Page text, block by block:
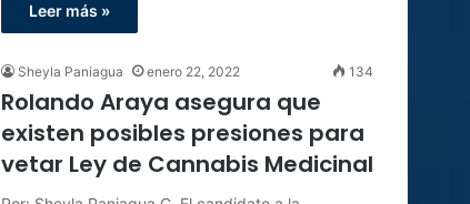
Leer más »
Sheyla Paniagua enero 22, 2022 134
Rolando Araya asegura que
existen posibles presiones para
vetar Ley de Cannabis Medicinal